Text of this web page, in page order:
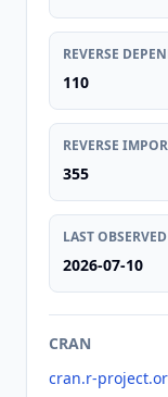
REVERSE
110
REVERSE
355
LAST OBSERVED
2026-07-10
CRAN
cran.r-